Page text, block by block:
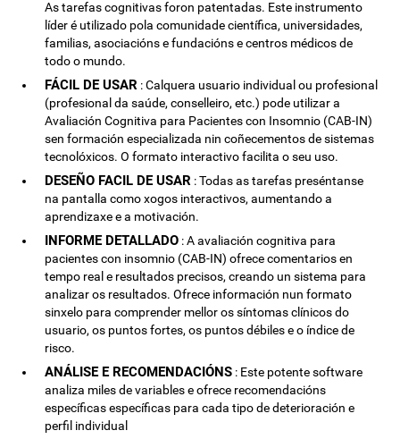
As tarefas cognitivas foron patentadas. Este instrumento
líder é utilizado pola comunidade científica, universidades,
familias, asociacións e fundacións e centros médicos de
todo o mundo.
FÁCIL DE USAR : Calquera usuario individual ou profesional
(profesional da saúde, conselleiro, etc.) pode utilizar a
Avaliación Cognitiva para Pacientes con Insomnio (CAB-IN)
sen formación especializada nin coñecementos de sistemas
tecnolóxicos. O formato interactivo facilita o seu uso.
DESEÑO FACIL DE USAR : Todas as tarefas preséntanse
na pantalla como xogos interactivos, aumentando a
aprendizaxe e a motivación.
INFORME DETALLADO : A avaliación cognitiva para
pacientes con insomnio (CAB-IN) ofrece comentarios en
tempo real e resultados precisos, creando un sistema para
analizar os resultados. Ofrece información nun formato
sinxelo para comprender mellor os síntomas clínicos do
usuario, os puntos fortes, os puntos débiles e o índice de
risco.
ANÁLISE E RECOMENDACIÓNS : Este potente software
analiza miles de variables e ofrece recomendacións
específicas específicas para cada tipo de deterioración e
perfil individual